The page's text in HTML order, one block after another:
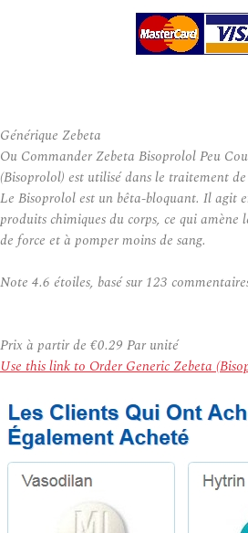
Générique Zebeta
Ou Commander Zebeta Bisoprolol Peu
(Bisoprolol) est utilisé dans le traitement
Le Bisoprolol est un bêta-bloquant. Il agit
produits chimiques du corps, ce qui amène
de force et à pomper moins de sang.
Note 4.6 étoiles, basé sur 123
Prix à partir de €0.29 Par unité
Use this link to Order Generic Zebeta